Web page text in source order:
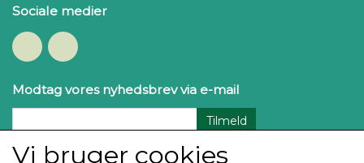
Sociale medier
Modtag vores nyhedsbrev via e-mail
Tilmeld
Vi bruger cookies